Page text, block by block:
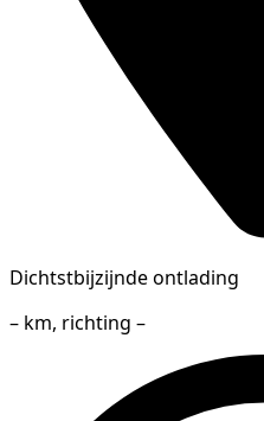
Dichtstbijzijnde ontlading
– km, richting –